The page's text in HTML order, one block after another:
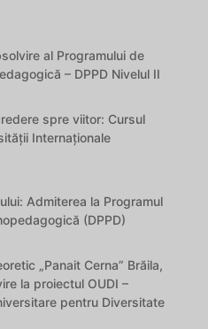
al Programului de
– DPPD Nivelul II
spre viitor: Cursul
Internaționale
Admiterea la Programul
(DPPD)
„Panait Cerna” Brăila,
la proiectul OUDI –
pentru Diversitate